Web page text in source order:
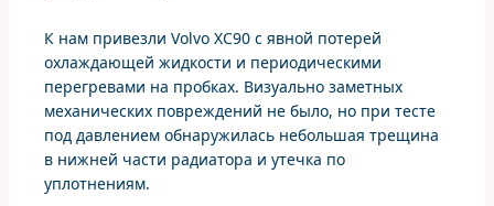
К нам привезли Volvo XC90 с явной потерей
охлаждающей жидкости и периодическими
перегревами на пробках. Визуально заметных
механических повреждений не было, но при тесте
под давлением обнаружилась небольшая трещина
в нижней части радиатора и утечка по
уплотнениям.